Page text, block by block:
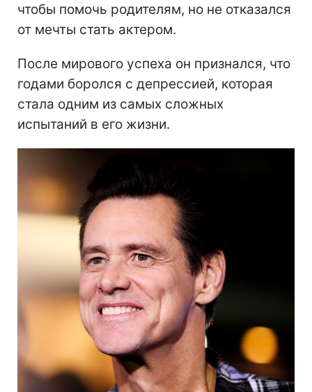
чтобы помочь родителям, но не отказался
от мечты стать актером.
После мирового успеха он признался, что
годами боролся с депрессией, которая
стала одним из самых сложных
испытаний в его жизни.